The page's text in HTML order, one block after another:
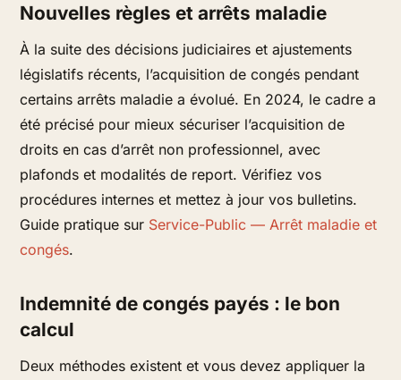
Nouvelles règles et arrêts maladie
À la suite des décisions judiciaires et ajustements
législatifs récents, l’acquisition de congés pendant
certains arrêts maladie a évolué. En 2024, le cadre a
été précisé pour mieux sécuriser l’acquisition de
droits en cas d’arrêt non professionnel, avec
plafonds et modalités de report. Vérifiez vos
procédures internes et mettez à jour vos bulletins.
Guide pratique sur Service-Public — Arrêt maladie et
congés.
Indemnité de congés payés : le bon
calcul
Deux méthodes existent et vous devez appliquer la